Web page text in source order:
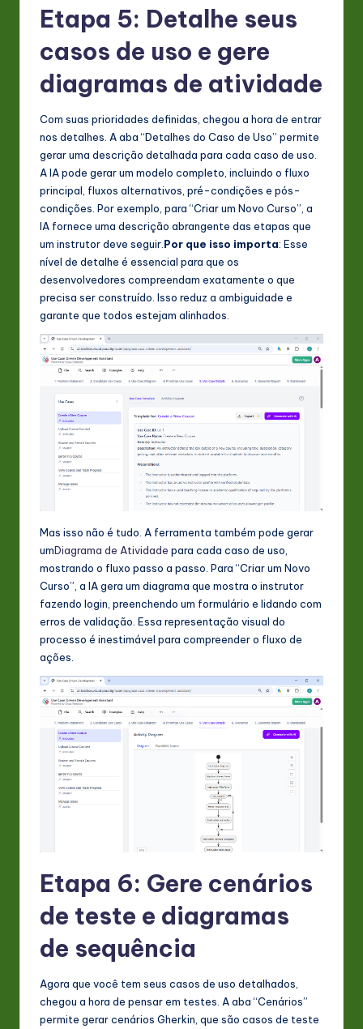
Etapa 5: Detalhe seus
casos de uso e gere
diagramas de atividade
Com suas prioridades definidas, chegou a hora de entrar
nos detalhes. A aba “Detalhes do Caso de Uso” permite
gerar uma descrição detalhada para cada caso de uso.
A IA pode gerar um modelo completo, incluindo o fluxo
principal, fluxos alternativos, pré-condições e pós-
condições. Por exemplo, para “Criar um Novo Curso”, a
IA fornece uma descrição abrangente das etapas que
um instrutor deve seguir. Por que isso importa: Esse
nível de detalhe é essencial para que os
desenvolvedores compreendam exatamente o que
precisa ser construído. Isso reduz a ambiguidade e
garante que todos estejam alinhados.
Mas isso não é tudo. A ferramenta também pode gerar
umDiagrama de Atividade para cada caso de uso,
mostrando o fluxo passo a passo. Para “Criar um Novo
Curso”, a IA gera um diagrama que mostra o instrutor
fazendo login, preenchendo um formulário e lidando com
erros de validação. Essa representação visual do
processo é inestimável para compreender o fluxo de
ações.
Etapa 6: Gere cenários
de teste e diagramas
de sequência
Agora que você tem seus casos de uso detalhados,
chegou a hora de pensar em testes. A aba “Cenários”
permite gerar cenários Gherkin, que são casos de teste